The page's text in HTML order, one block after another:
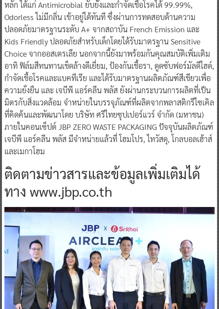
หลัก ได้แก่ Antimicrobial ยับยั้งและกำจัดเชื้อโรคได้ 99.99%,
Odorless ไม่มีกลิ่น เข้าอยู่ได้ทันที ซึ่งผ่านการทดสอบด้านความ
ปลอดภัยมาตรฐานระดับ A+ จากสถาบัน French Emission และ
Kids Friendly ปลอดภัยสำหรับเด็กโดยได้รับมาตรฐาน Sensitive
Choice จากออสเตรเลีย นอกจากนี้ยังมาพร้อมกันคุณสมบัติเพิ่มเติม
อาทิ ฟิล์มสีทนทานเช็ดล้างดีเยี่ยม, ป้องกันเชื้อรา, ดูดซับฟอร์มัลดีไฮด์,
กำจัดเชื้อโรคและแบคทีเรีย และได้รับมาตรฐานผลิตภัณฑ์สีเขียวเพื่อ
ความยั่งยืน และ เจบีพี แอร์คลีน พลัส ยังผ่านกระบวนการผลิตที่เป็น
มิตรกับสิ่งแวดล้อม จำหน่ายในบรรจุภัณฑ์ที่ผลิตจากพลาสติกรีไซเคิล
ที่คิดค้นและพัฒนาโดย บริษัท ศรีไทยซุปเปอร์แวร์ จำกัด (มหาชน)
ภายในคอนเซ็ปต์ JBP ZERO WASTE PACKAGING ปัจจุบันผลิตภัณฑ์
เจบีพี แอร์คลีน พลัส มีจำหน่ายแล้วที่ โฮมโปร, ไทวัสดุ, โกลบอลเฮ้าส์
และเมกาโฮม
ติดตามข่าวสารและข้อมูลเพิ่มเติมได้
ทาง www.jbp.co.th